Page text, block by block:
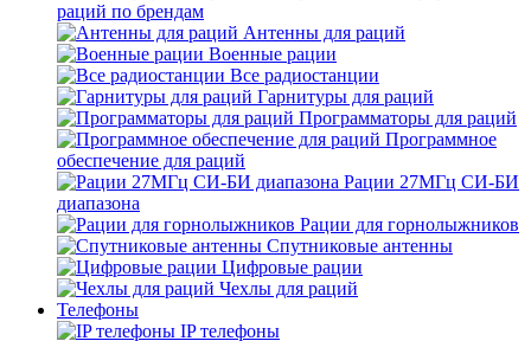
раций по брендам
Антенны для раций
Военные рации
Все радиостанции
Гарнитуры для раций
Программаторы для раций
Программное
обеспечение для раций
Рации 27МГц СИ-БИ
диапазона
Рации для горнолыжников
Спутниковые антенны
Цифровые рации
Чехлы для раций
Телефоны
IP телефоны